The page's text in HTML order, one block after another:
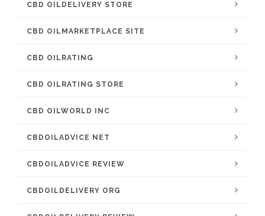
CBD OILDELIVERY STORE
CBD OILMARKETPLACE SITE
CBD OILRATING
CBD OILRATING STORE
CBD OILWORLD INC
CBDOILADVICE NET
CBDOILADVICE REVIEW
CBDOILDELIVERY ORG